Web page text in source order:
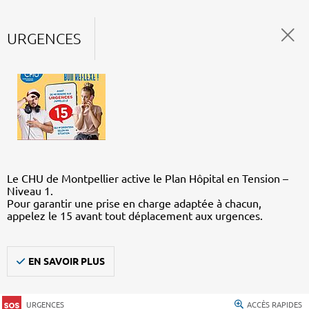
URGENCES
Le CHU de Montpellier active le Plan Hôpital en Tension –
Niveau 1.
Pour garantir une prise en charge adaptée à chacun,
appelez le 15 avant tout déplacement aux urgences.
EN SAVOIR PLUS
URGENCES ACCÈS RAPIDES